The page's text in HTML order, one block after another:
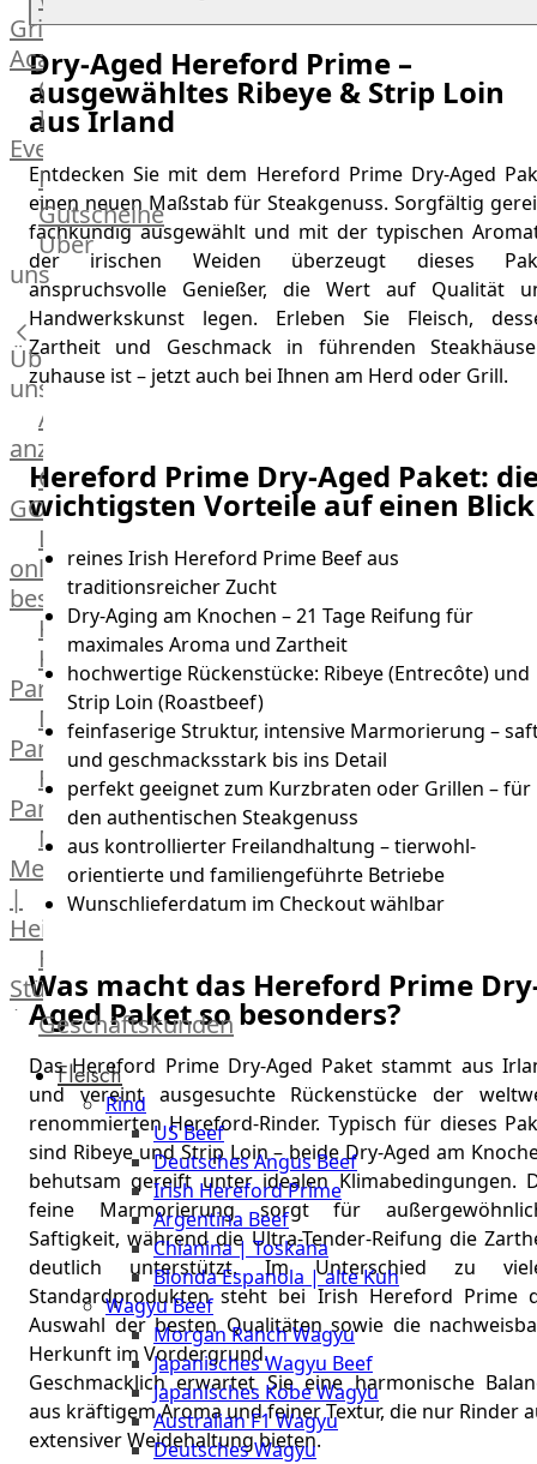
Grill
Academy
OTTO@Home
Individuelle
Events
Partner
Kalender
Gästehaus
Villa
Glanzstoff
Gutscheine
Über
uns
Über
uns
Alle
anzeigen
OTTO
GOURMET
Lebensmittel
online
bestellen
Karriere
Kochschul-
Partner
Depot-
Partner
Frischetheken-
Partner
Männer
Metzger
|
Heinsberg
Feinkost
Stüttgen
|
The
Meat
Club
Stuttgart
Geschäftskunden
Fleisch
Rind
US Beef
Deutsches Angus Beef
Irish Hereford Prime
Argentina Beef
Chianina | Toskana
Blonda Espanola | alte Kuh
Wagyu Beef
Morgan Ranch Wagyu
Japanisches Wagyu Beef
Japanisches Kobe Wagyu
Australian F1 Wagyu
Deutsches Wagyu
Dry-Aged Hereford Prime –
ausgewähltes Ribeye & Strip Loin
aus Irland
Entdecken Sie mit dem Hereford Prime Dry-Aged
einen neuen Maßstab für Steakgenuss. Sorgfältig
fachkundig ausgewählt und mit der typischen
der irischen Weiden überzeugt dieses
anspruchsvolle Genießer, die Wert auf Qualität
Handwerkskunst legen. Erleben Sie Fleisch,
Zartheit und Geschmack in führenden
zuhause ist – jetzt auch bei Ihnen am Herd oder Grill.
Hereford Prime Dry-Aged Paket:
wichtigsten Vorteile auf einen Blick
reines Irish Hereford Prime Beef aus
traditionsreicher Zucht
Dry-Aging am Knochen – 21 Tage Reifung für
maximales Aroma und Zartheit
hochwertige Rückenstücke: Ribeye (Entrecôte) und
Strip Loin (Roastbeef)
feinfaserige Struktur, intensive Marmorierung –
und geschmacksstark bis ins Detail
perfekt geeignet zum Kurzbraten oder Grillen – für
den authentischen Steakgenuss
aus kontrollierter Freilandhaltung – tierwohl-
orientierte und familiengeführte Betriebe
Wunschlieferdatum im Checkout wählbar
Was macht das Hereford Prime
Aged Paket so besonders?
Das Hereford Prime Dry-Aged Paket stammt aus
und vereint ausgesuchte Rückenstücke der
renommierten Hereford-Rinder. Typisch für dieses
sind Ribeye und Strip Loin – beide Dry-Aged am
behutsam gereift unter idealen Klimabedingungen.
feine Marmorierung sorgt für
Saftigkeit, während die Ultra-Tender-Reifung die
deutlich unterstützt. Im Unterschied zu
Standardprodukten steht bei Irish Hereford Prime
Auswahl der besten Qualitäten sowie die
Herkunft im Vordergrund.
Geschmacklich erwartet Sie eine harmonische
aus kräftigem Aroma und feiner Textur, die nur Rinder
extensiver Weidehaltung bieten.